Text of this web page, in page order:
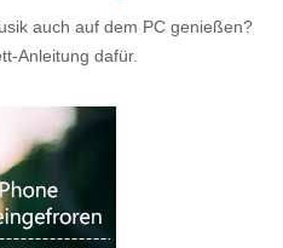
auch auf dem PC genießen?
Anleitung dafür.